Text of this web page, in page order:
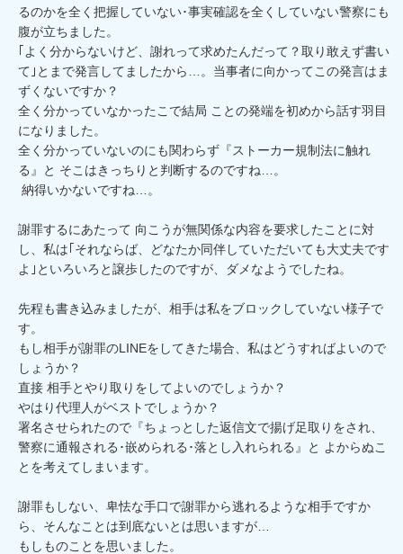
るのかを全く把握していない･事実確認を全くしていない警察にも
腹が立ちました。
｢よく分からないけど、謝れって求めたんだって？取り敢えず書い
て｣とまで発言してましたから…。当事者に向かってこの発言はま
ずくないですか？
全く分かっていなかったこで結局 ことの発端を初めから話す羽目
になりました。
全く分かっていないのにも関わらず『ストーカー規制法に触れ
る』と そこはきっちりと判断するのですね…。
謝罪するにあたって 向こうが無関係な内容を要求したことに対
し、私は｢それならば、どなたか同伴していただいても大丈夫です
よ｣といろいろと譲歩したのですが、ダメなようでしたね。
先程も書き込みましたが、相手は私をブロックしていない様子で
す。
もし相手が謝罪のLINEをしてきた場合、私はどうすればよいので
しょうか？
直接 相手とやり取りをしてよいのでしょうか？
やはり代理人がベストでしょうか？
署名させられたので『ちょっとした返信文で揚げ足取りをされ、
警察に通報される･嵌められる･落とし入れられる』と よからぬこ
とを考えてしまいます。
謝罪もしない、卑怯な手口で謝罪から逃れるような相手ですか
ら、そんなことは到底ないとは思いますが…
もしものことを思いました。